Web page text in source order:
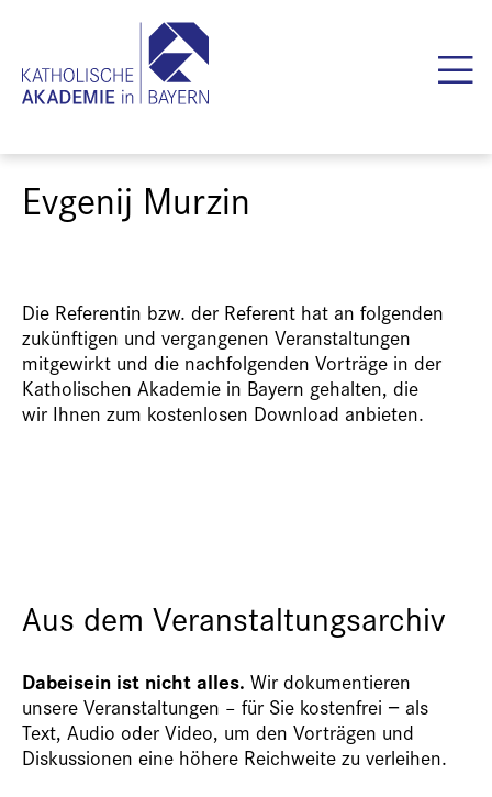
Evgenij Murzin
Die Referentin bzw. der Referent hat an folgenden
zukünftigen und vergangenen Veranstaltungen
mitgewirkt und die nachfolgenden Vorträge in der
Katholischen Akademie in Bayern gehalten, die
wir Ihnen zum kostenlosen Download anbieten.
Aus dem Veranstaltungsarchiv
Dabeisein ist nicht alles. Wir dokumentieren
unsere Veranstaltungen – für Sie kostenfrei − als
Text, Audio oder Video, um den Vorträgen und
Diskussionen eine höhere Reichweite zu verleihen.